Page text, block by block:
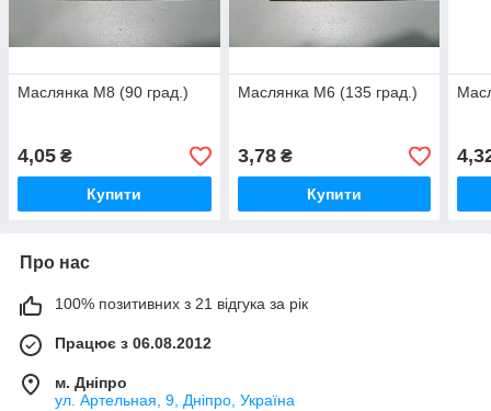
Маслянка М8 (90 град.)
4,05 ₴
Купити
Маслянка М6 (135 град.)
3,78₴
Купити
Про нас
100% позитивних з 21 відгука за рік
Працює з 06.08.2012
м. Дніпро
ул. Артельная, 9, Дніпро, Україна